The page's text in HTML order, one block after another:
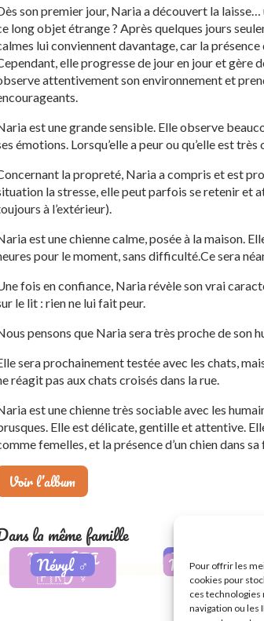
Pour offrir les
cookies pour
ces
navigation ou les
son premier jour, Naria a découvert la
long objet étrange ? Après quelques jours
lui conviennent davantage, car la
elle progresse de jour en jour et gère
attentivement son environnement et
est une grande sensible. Elle observe
émotions. Lorsqu’elle a peur ou qu’elle est
la propreté, Naria a compris et est
la stresse, elle peut parfois se retenir et
à l’extérieur).
est une chienne calme, posée à la maison.
pour le moment, sans difficulté.Ce sera
fois en confiance, Naria révèle son vrai
le lit : rien ne lui fait peur.
pensons que Naria sera très proche de son
sera prochainement testée avec les chats,
réagit pas aux chats croisés dans la rue.
est une chienne très sociable avec les
Elle est délicate, gentille et attentive.
femelles, et la présence d’un chien dans
Voir l’album
la même famille
Nylae (FA
🇫🇷)♀️
Nyron♂️
Réservé
Névyl ♂️
Adopté
Nanali♀️